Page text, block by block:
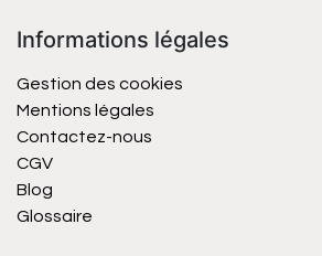
Informations légales
Gestion des cookies
Mentions légales
Contactez-nous
CGV
Blog
Glossaire